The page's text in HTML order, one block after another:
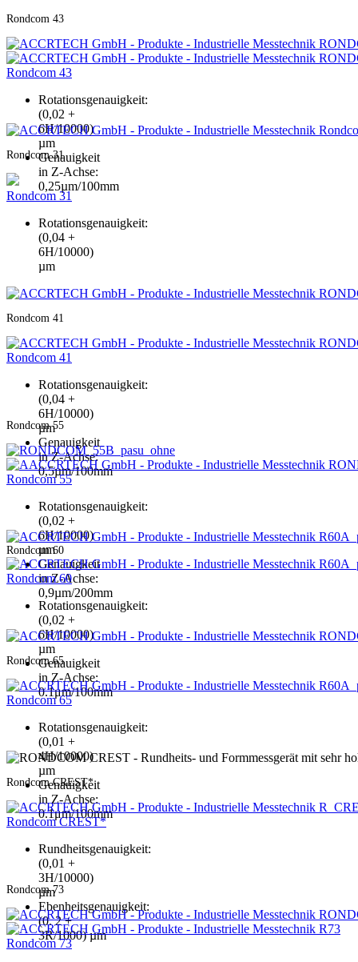
Rondcom 43
Rondcom 43
Rotationsgenauigkeit:
(0,02 +
6H/10000)
µm
Genauigkeit
in Z-Achse:
0,25µm/100mm
Rondcom 31
Rondcom 31
Rotationsgenauigkeit:
(0,04 +
6H/10000)
µm
Rondcom 41
Rondcom 41
Rotationsgenauigkeit:
(0,04 +
6H/10000)
µm
Genauigkeit
in Z-Achse:
0,5µm/100mm
Rondcom 55
Rondcom 55
Rotationsgenauigkeit:
(0,02 +
6H/10000)
µm
Genauigkeit
in Z-Achse:
0,9µm/200mm
Rondcom 60
Rondcom 60
Rotationsgenauigkeit:
(0,02 +
6H/10000)
µm
Genauigkeit
in Z-Achse:
0.1μm/100mm
Rondcom 65
Rondcom 65
Rotationsgenauigkeit:
(0,01 +
4H/10000)
µm
Genauigkeit
in Z-Achse:
0.1μm/100mm
Rondcom CREST*
Rondcom CREST*
Rundheitsgenauigkeit:
(0,01 +
3H/10000)
µm
Ebenheitsgenauigkeit:
(0. 2 +
3R/1000) µm
Rondcom 73
Rondcom 73